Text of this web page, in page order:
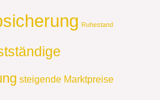
Ruhestand
steigende Marktpreise